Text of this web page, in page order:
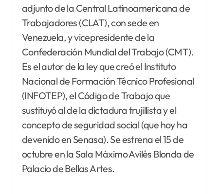
adjunto de la Central Latinoamericana de
Trabajadores (CLAT), con sede en
Venezuela, y vicepresidente de la
Confederación Mundial del Trabajo (CMT).
Es el autor de la ley que creó el Instituto
Nacional de Formación Técnico Profesional
(INFOTEP), el Código de Trabajo que
sustituyó al de la dictadura trujillista y el
concepto de seguridad social (que hoy ha
devenido en Senasa). Se estrena el 15 de
octubre en la Sala Máximo Avilés Blonda de
Palacio de Bellas Artes.